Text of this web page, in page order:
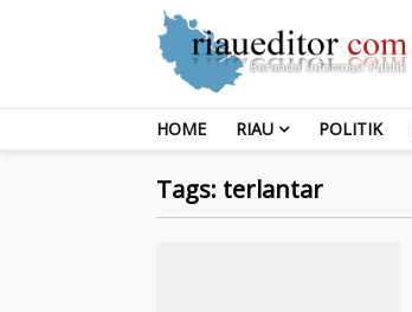
HOME RIAU POLITIK
Tags: terlantar